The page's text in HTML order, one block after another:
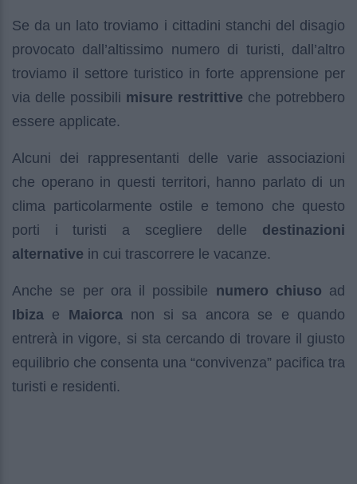
Se da un lato troviamo i cittadini stanchi del disagio
provocato dall’altissimo numero di turisti, dall’altro
troviamo il settore turistico in forte apprensione per
via delle possibili misure restrittive che potrebbero
essere applicate.
Alcuni dei rappresentanti delle varie associazioni
che operano in questi territori, hanno parlato di un
clima particolarmente ostile e temono che questo
porti i turisti a scegliere delle destinazioni
alternative in cui trascorrere le vacanze.
Anche se per ora il possibile numero chiuso ad
Ibiza e Maiorcanon si sa ancora se e quando
entrerà in vigore, si sta cercando di trovare il giusto
equilibrio che consenta una “convivenza” pacifica tra
turisti e residenti.